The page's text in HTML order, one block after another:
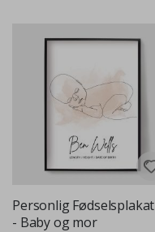
Personlig Fødselsplakat
- Baby og mor